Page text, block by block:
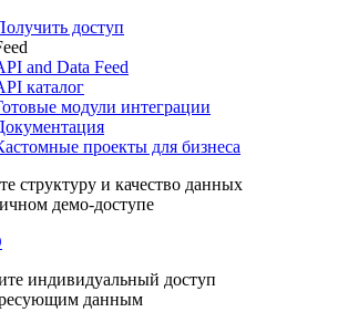
доступ
and Data Feed
каталог
модули интеграции
проекты для бизнеса
структуру и качество данных
демо-доступе
индивидуальный доступ
данным